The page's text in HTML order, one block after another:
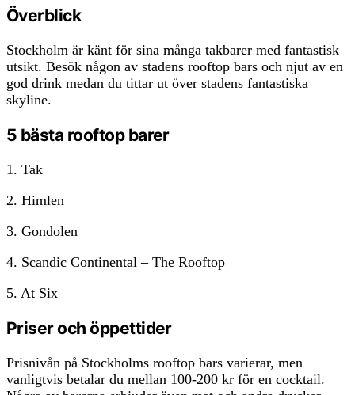
Överblick
Stockholm är känt för sina många takbarer med fantastisk
utsikt. Besök någon av stadens rooftop bars och njut av en
god drink medan du tittar ut över stadens fantastiska
skyline.
5 bästa rooftop barer
1. Tak
2. Himlen
3. Gondolen
4. Scandic Continental – The Rooftop
5. At Six
Priser och öppettider
Prisnivån på Stockholms rooftop bars varierar, men
vanligtvis betalar du mellan 100-200 kr för en cocktail.